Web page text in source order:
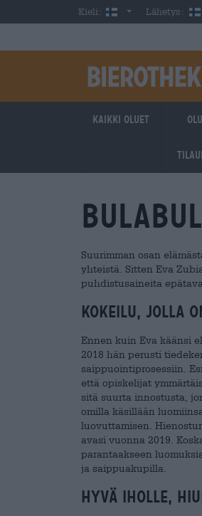
Skip to main content
Kieli: FinnishLähetys:
Kaikki oluet
Suurimman osan
yhteistä. Sitten Eva
puhdistusaineita
Kokeilu, jolla
Ennen kuin Eva käänsi
2018 hän perusti
saippuointiprosessiin.
että opiskelijat
sitä suurta innostusta,
omilla käsillään
luovuttamisen.
avasi vuonna 2019.
parantaakseen
ja saippuakupilla.
Hyvä iholle,